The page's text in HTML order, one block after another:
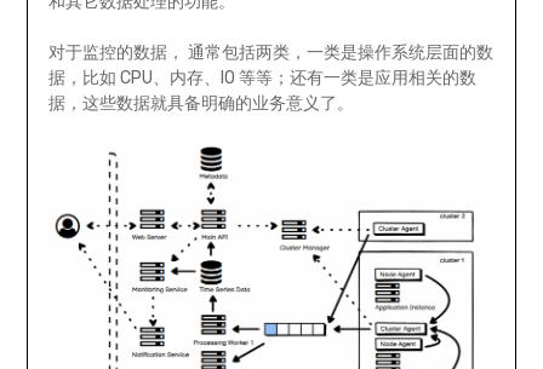
对于监控的数据， 通常包括两类，一类是操作系统层面的数
据，比如 CPU、内存、IO 等等；还有一类是应用相关的数
据，这些数据就具备明确的业务意义了。